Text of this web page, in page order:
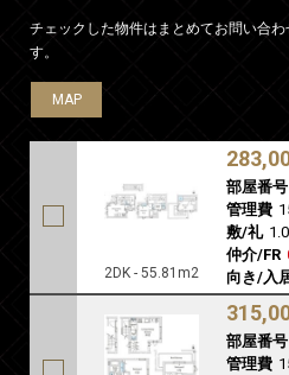
チェックした物件はまとめてお問い合
す。
MAP
2DK - 55.81m2
部屋番号
管理費
敷/礼
仲介/FR
向き/入
MAP
部屋番号
管理費
MAP